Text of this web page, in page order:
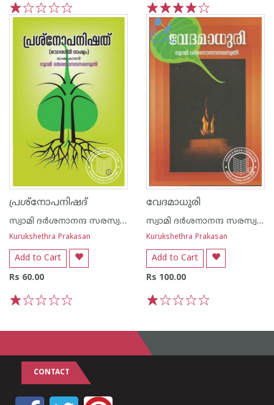
5
4
3
2
1 5
4
3
2
1
പ്രശ്നോപനിഷദ്
സ്വാമി ദര്‍ശനാനന്ദ സരസ്വതി
Kurukshethra Prakasan
Add to Cart
Rs 60.00
വേദമാധുരി
സ്വാമി ദര്‍ശനാനന്ദ സരസ്വതി
Kurukshethra Prakasan
Add to Cart
Rs 100.00
CONTACT